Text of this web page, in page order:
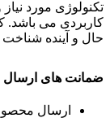
تکنولوژی مورد
کاربردی می باشد.
حال و آینده
ضمانت های
ارسال